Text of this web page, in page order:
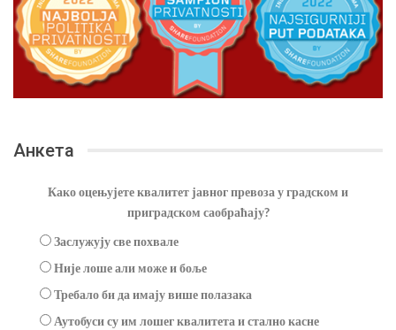
Анкета
Како оцењујете квалитет јавног превоза у градском и
приградском саобраћају?
Заслужују све похвале
Није лоше али може и боље
Требало би да имају више полазака
Аутобуси су им лошег квалитета и стално касне